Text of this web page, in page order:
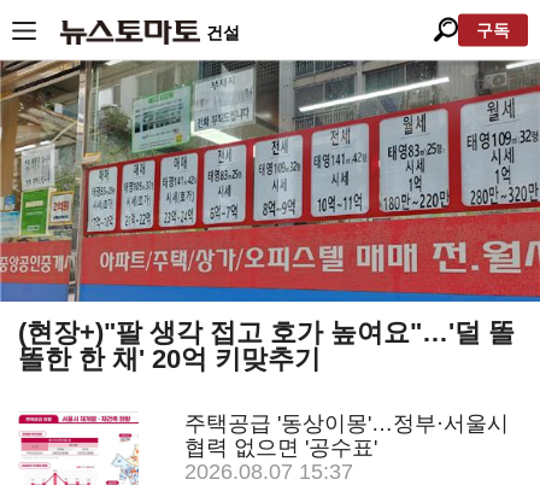
건설 구독
(현장+)"팔 생각 접고 호가 높여요"…'덜 똘
똘한 한 채' 20억 키맞추기
주택공급 '동상이몽'…정부·서울시
협력 없으면 '공수표'
2026.08.07 15:37